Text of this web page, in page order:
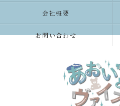
会社概要
お問い合わせ